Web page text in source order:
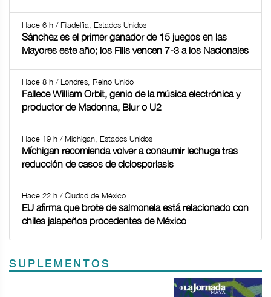
Hace 6 h / Filadelfia, Estados Unidos
Sánchez es el primer ganador de 15 juegos en las
Mayores este año; los Filis vencen 7-3 a los Nacionales
Hace 8 h / Londres, Reino Unido
Fallece William Orbit, genio de la música electrónica y
productor de Madonna, Blur o U2
Hace 19 h / Michigan, Estados Unidos
Míchigan recomienda volver a consumir lechuga tras
reducción de casos de ciclosporiasis
Hace 22 h / Ciudad de México
EU afirma que brote de salmonela está relacionado con
chiles jalapeños procedentes de México
SUPLEMENTOS